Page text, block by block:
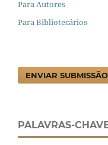
Para Autores
Para Bibliotecários
ENVIAR SUBMISSÃO
PALAVRAS-